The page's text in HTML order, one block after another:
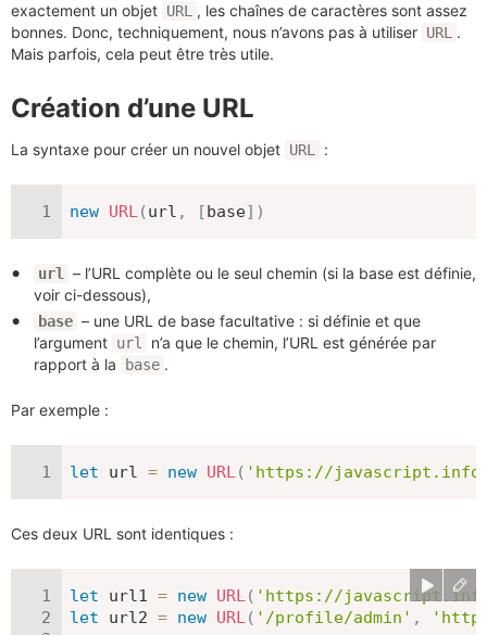
exactement un objet URL
, les chaînes de caractères sont assez
bonnes. Donc, techniquement, nous n’avons pas à utiliser URL
.
Mais parfois, cela peut être très utile.
Création d’une URL
La syntaxe pour créer un nouvel objet URL :
new URL(url , [base] )
url
– l’URL complète ou le seul chemin (si la base est définie,
voir ci-dessous),
base – une URL de base facultative : si définie et que
l’argument url
n’a que le chemin, l’URL est générée par
rapport à la
base .
Par exemple :
let url = new URL( 'https://
Ces deux URL sont identiques :
let url1 = new URL( 'https://
let url2 = new URL( '/profile/admin' ,